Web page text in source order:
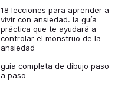
18 lecciones para aprender a
vivir con ansiedad. la guía
práctica que te ayudará a
controlar el monstruo de la
ansiedad
guia completa de dibujo paso
a paso